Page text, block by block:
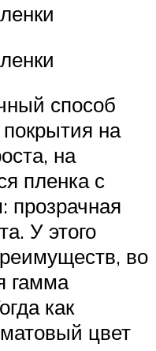
способ
на
на
пленка с
прозрачная
У этого
во
гамма
как
цвет